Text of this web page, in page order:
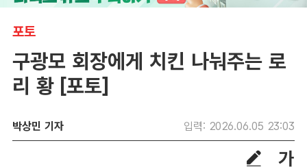
포토
구광모 회장에게 치킨 나눠주는 로
리 황 [포토]
박상민 기자 입력: 2026.06.05 23:03